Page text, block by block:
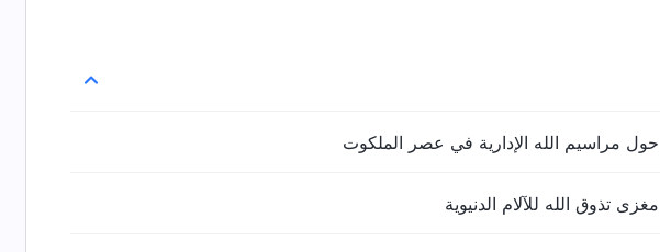
حول مراسيم الله الإدارية في عصر الملكوت
مغزى تذوق الله للآلام الدنيوية